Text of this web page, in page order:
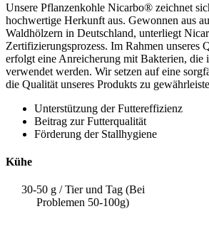
Unsere Pflanzenkohle Nicarbo® zeichnet
hochwertige Herkunft aus. Gewonnen aus
Waldhölzern in Deutschland, unterliegt
Zertifizierungsprozess. Im Rahmen unseres
erfolgt eine Anreicherung mit Bakterien, die
verwendet werden. Wir setzen auf eine
die Qualität unseres Produkts zu
Unterstützung der Futtereffizienz
Beitrag zur Futterqualität
Förderung der Stallhygiene
Kühe
30-50 g / Tier und Tag (Bei
Problemen 50-100g)